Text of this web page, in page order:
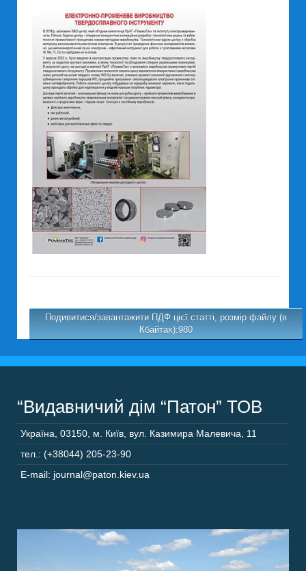
Подивитися/завантажити ПДФ цієї статті, розмір файлу (в
Кбайтах):980
“Видавничий дім “Патон” ТОВ
Україна 03150 м. Київ, вул. Казимира Малевича, 11
тел.: (+38044) 205-23-90
E-mail: journal@paton.kiev.ua